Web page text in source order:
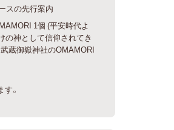
スの先行案内
1個 (平安時代よ
の神として信仰されてき
蔵御嶽神社のOMAMORI
。